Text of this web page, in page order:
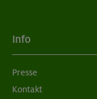
Info
Presse
Kontakt